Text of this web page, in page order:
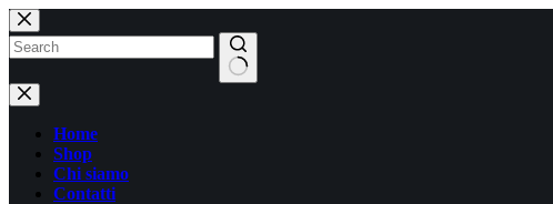
Salta
al
contenuto
Nessun
risultato
Home
Shop
Chi siamo
Contatti